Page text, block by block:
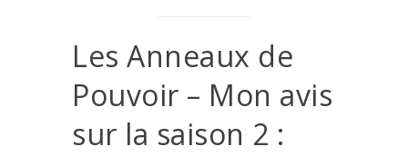
Les Anneaux de
Pouvoir – Mon avis
sur la saison 2 :